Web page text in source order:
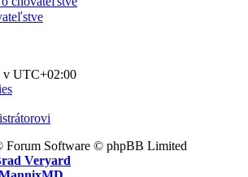
v UTC+02:00
Forum Software © phpBB Limited
Veryard